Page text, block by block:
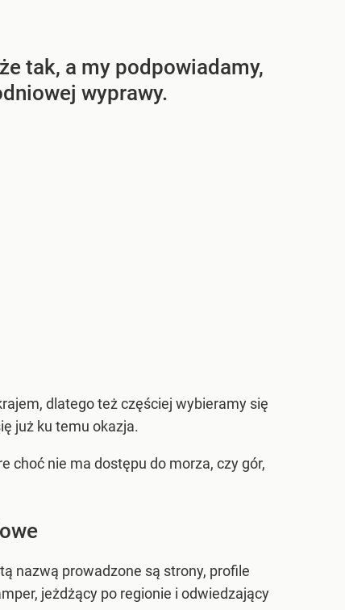
tak, a my podpowiadamy,
wyprawy.
dlatego też częściej wybieramy się
już ku temu okazja.
nie ma dostępu do morza, czy gór,
nazwą prowadzone są strony, profile
jeżdżący po regionie i odwiedzający